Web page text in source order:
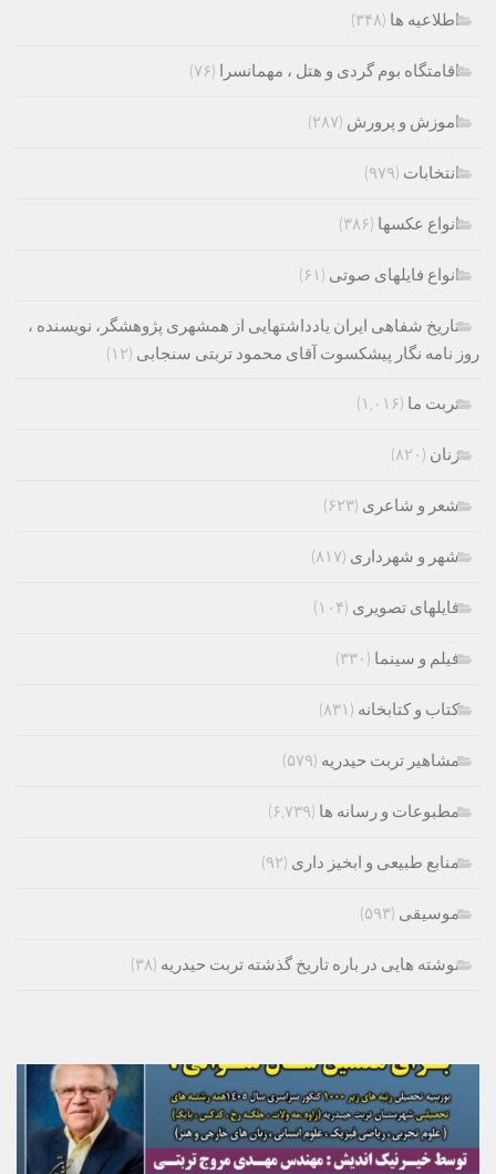
اطلاعیه ها (۳۴۸)
اقامتگاه بوم گردی و هتل ، مهمانسرا (۷۶)
اموزش و پرورش (۲۸۷)
انتخابات (۹۷۹)
انواع عکسها (۳۸۶)
انواع فایلهای صوتی (۶۱)
تاریخ شفاهی ایران یادداشتهایی از همشهری پژوهشگر، نویسنده ،
روز نامه نگار پیشکسوت آقای محمود تربتی سنجابی (۱۲)
تربت ما (۱,۰۱۶)
زنان (۸۲۰)
شعر و شاعری (۶۲۳)
شهر و شهرداری (۸۱۷)
فایلهای تصویری (۱۰۴)
فیلم و سینما (۳۳۰)
کتاب و کتابخانه (۸۳۱)
مشاهیر تربت حیدریه (۵۷۹)
مطبوعات و رسانه ها (۶,۷۳۹)
منابع طبیعی و ابخیز داری (۹۲)
موسیقی (۵۹۳)
نوشته هایی در باره تاریخ گذشته تربت حیدریه (۳۸)